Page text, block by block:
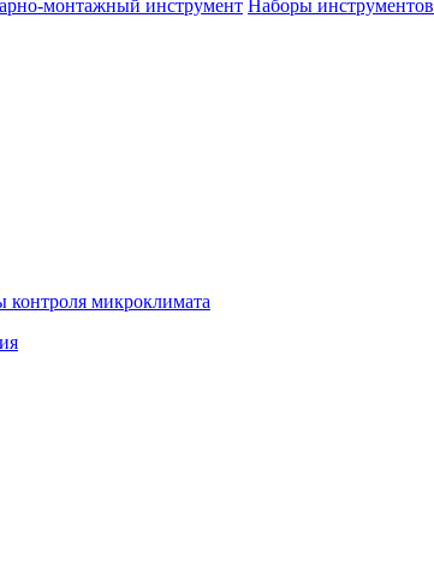
монтажный инструмент Наборы инструментов
контроля микроклимата